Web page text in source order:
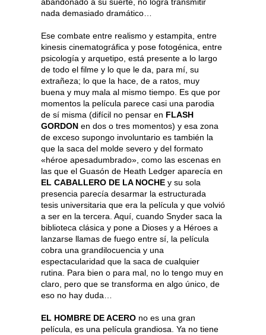
nada demasiado dramático…
Ese combate entre realismo y estampita, entre
kinesis cinematográfica y pose fotogénica, entre
psicología y arquetipo, está presente a lo largo
de todo el filme y lo que le da, para mí, su
extrañeza; lo que la hace, de a ratos, muy
buena y muy mala al mismo tiempo. Es que por
momentos la película parece casi una parodia
de sí misma (difícil no pensar en FLASH
GORDON en dos o tres momentos) y esa zona
de exceso supongo involuntario es también la
que la saca del molde severo y del formato
«héroe apesadumbrado», como las escenas en
las que el Guasón de Heath Ledger aparecía en
EL CABALLERO DE LA NOCHE y su sola
presencia parecía desarmar la estructurada
tesis universitaria que era la película y que volvió
a ser en la tercera. Aquí, cuando Snyder saca la
biblioteca clásica y pone a Dioses y a Héroes a
lanzarse llamas de fuego entre sí, la película
cobra una grandilocuencia y una
espectacularidad que la saca de cualquier
rutina. Para bien o para mal, no lo tengo muy en
claro, pero que se transforma en algo único, de
eso no hay duda…
EL HOMBRE DE ACERO no es una gran
película, es una película grandiosa. Ya no tiene